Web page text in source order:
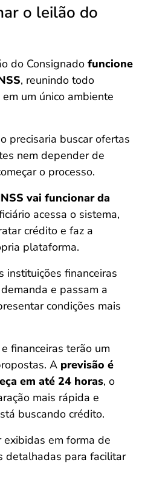
o leilão do
do Consignado funcione
, reunindo todo
um único ambiente
precisaria buscar ofertas
nem depender de
o processo.
vai funcionar da
acessa o sistema,
crédito e faz a
plataforma.
instituições financeiras
e passam a
condições mais
financeiras terão um
A previsão é
em até 24 horas, o
mais rápida e
buscando crédito.
exibidas em forma de
detalhadas para facilitar